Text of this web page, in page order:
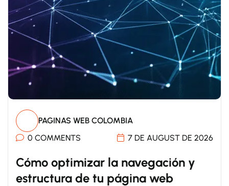
PAGINAS WEB COLOMBIA
0 COMMENTS
7 DE AUGUST DE 2026
Cómo optimizar la navegación y
estructura de tu página web